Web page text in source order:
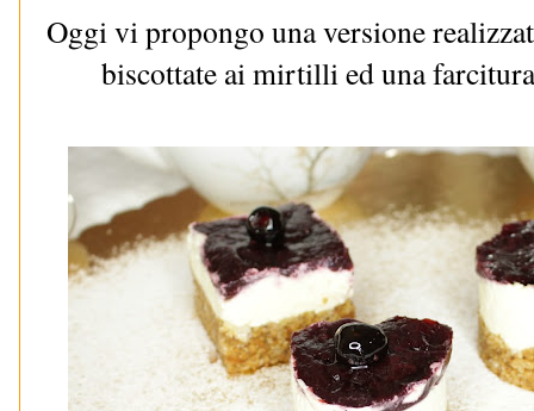
Oggi vi propongo una versione
biscottate ai mirtilli ed una